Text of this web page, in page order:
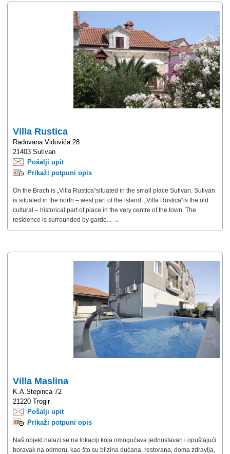
Villa Rustica
Radovana Vidovića 28
21403 Sutivan
Pošalji upit
Prikaži potpuni opis
On the Brach is „Villa Rustica“situated in the small place Sutivan. Sutivan
is situated in the north – west part of the island. „Villa Rustica“is the old
cultural – historical part of place in the very centre of the town. The
residence is surrounded by garde... →
Villa Maslina
K.A.Stepinca 72
21220 Trogir
Pošalji upit
Prikaži potpuni opis
Naš objekt nalazi se na lokaciji koja omogućava jednostavan i opuštajući
boravak na odmoru, kao što su blizina dućana, restorana, doma zdravlja,